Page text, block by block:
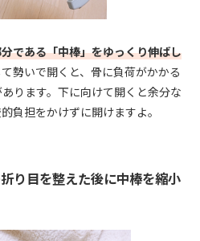
である「中棒」をゆっくり伸ばし
勢いで開くと、骨に負荷がかかる
ります。下に向けて開くと余分な
負担をかけずに開けますよ。
り目を整えた後に中棒を縮小